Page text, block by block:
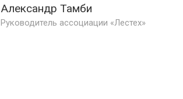
Александр Тамби
Руководитель ассоциации «Лестех»